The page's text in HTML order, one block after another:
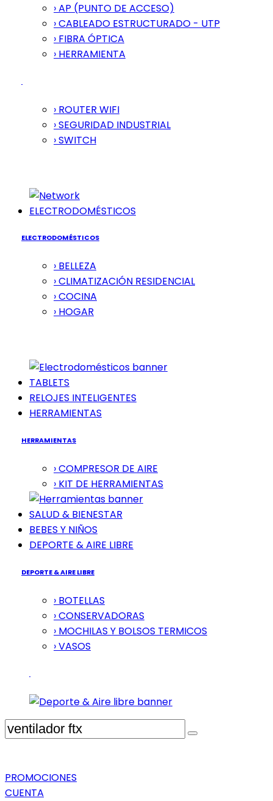
› AP (PUNTO DE ACCESO)
› CABLEADO ESTRUCTURADO - UTP
› FIBRA ÓPTICA
› HERRAMIENTA
› ROUTER WIFI
› SEGURIDAD INDUSTRIAL
› SWITCH
ELECTRODOMÉSTICOS
ELECTRODOMÉSTICOS
› BELLEZA
› CLIMATIZACIÓN RESIDENCIAL
› COCINA
› HOGAR
TABLETS
RELOJES INTELIGENTES
HERRAMIENTAS
HERRAMIENTAS
› COMPRESOR DE AIRE
› KIT DE HERRAMIENTAS
SALUD & BIENESTAR
BEBES Y NIÑOS
DEPORTE & AIRE LIBRE
DEPORTE & AIRE LIBRE
› BOTELLAS
› CONSERVADORAS
› MOCHILAS Y BOLSOS TERMICOS
› VASOS
PROMOCIONES
CUENTA